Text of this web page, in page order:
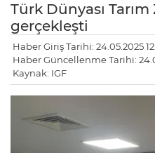
Türk Dünyası Tarım
gerçekleşti
Haber Giriş Tarihi: 24.05.2025
Haber Güncellenme Tarihi:
Kaynak: IGF